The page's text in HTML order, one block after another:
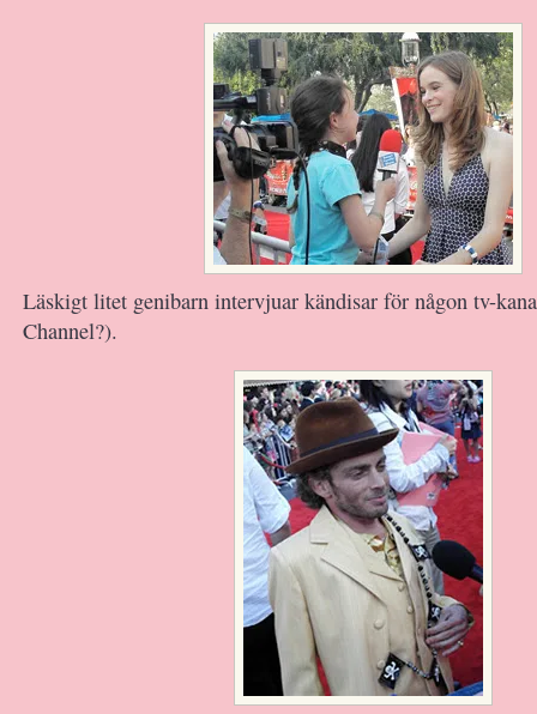
Läskigt litet genibarn intervjuar kändisar för någon tv-
Channel?).